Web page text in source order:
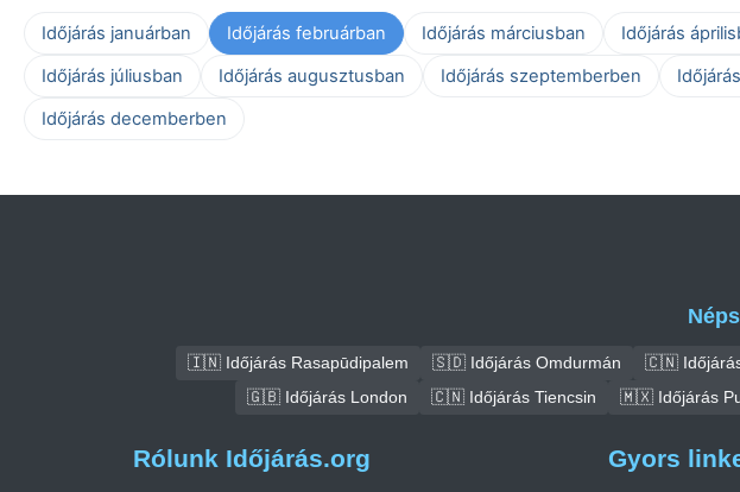
Időjárás januárban Időjárás februárban Időjárás márciusban Időjárás
Időjárás júliusban
Időjárás augusztusban Időjárás szeptemberben
Időjárás decemberben
🇮🇳 Időjárás Rasapūdipalem 🇸🇩 Időjárás Omdurmán 🇨🇳
🇬🇧 Időjárás London
🇨🇳 Időjárás Tiencsin 🇲🇽 Időjárás
Rólunk Időjárás.org Gyors